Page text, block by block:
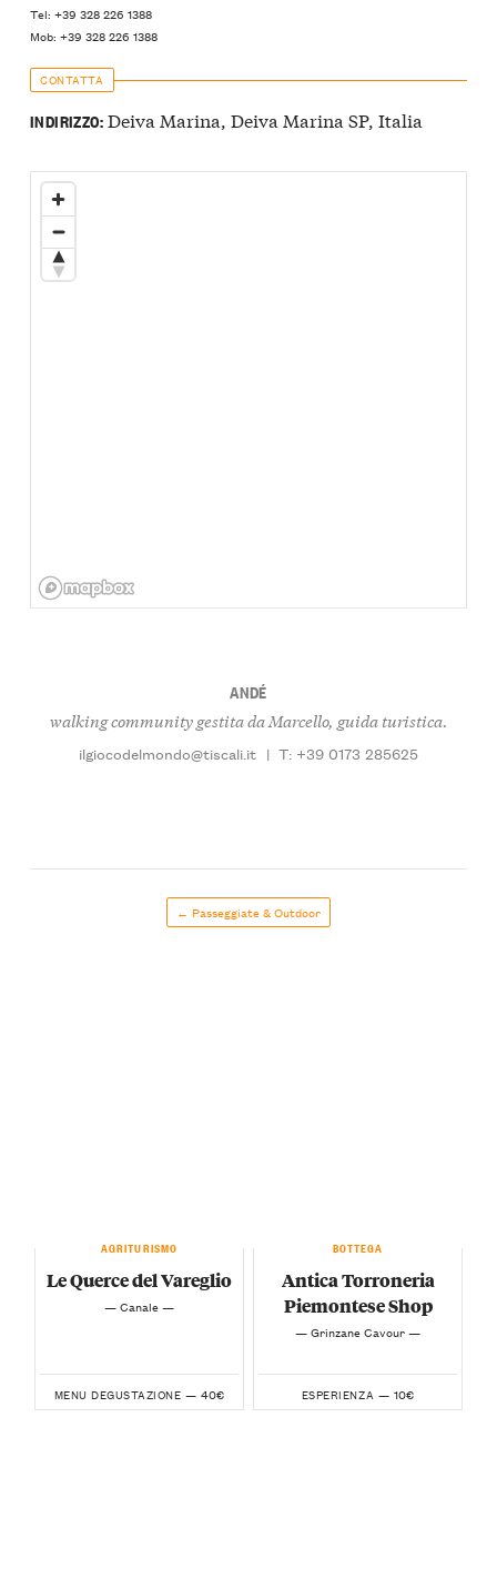
Tel: +39 328 226 1388
Mob: +39 328 226 1388
CONTATTA
INDIRIZZO:Deiva Marina, Deiva Marina SP, Italia
ANDÉ
walking community gestita da Marcello, guida turistica.
ilgiocodelmondo@tiscali.it | T: +39 0173 285625
← Passeggiate & Outdoor
AGRITURISMO
Le Querce del Vareglio
— Canale —
MENU DEGUSTAZIONE — 40€
BOTTEGA
Antica Torroneria
Piemontese Shop
— Grinzane Cavour —
ESPERIENZA — 10€